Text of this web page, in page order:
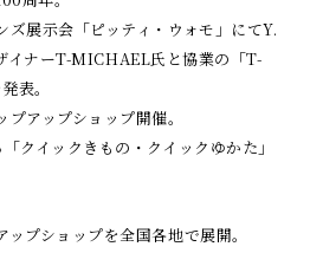
ズ展示会「ピッティ・ウォモ」にてY.
イナーT-MICHAEL氏と協業の「T-
表。
プアップショップ開催。
クイックきもの・クイックゆかた」
ップショップを全国各地で展開。